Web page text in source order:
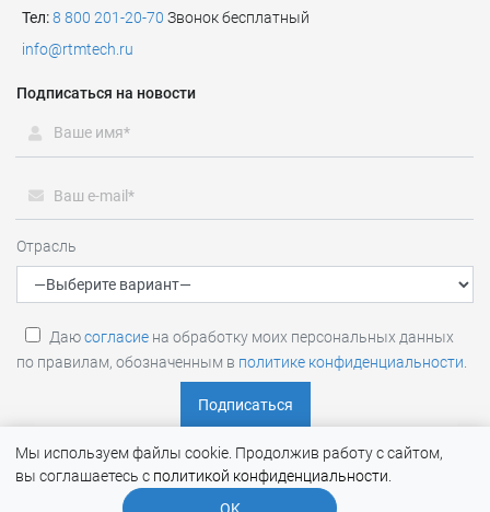
Мы используем файлы cookie. Продолжив работу с сайтом,
вы соглашаетесь с политикой конфиденциальности
OK
Тел:8 800 201-20-70 Звонок бесплатный
info@rtmtech.ru
Подписаться на новости
Отрасль
Даюсогласие на обработку моих персональных данных
по правилам, обозначенным в политике конфиденциальности
RTM Group (RTM TECHNOLOGIES) © 2026 | Политика обработки